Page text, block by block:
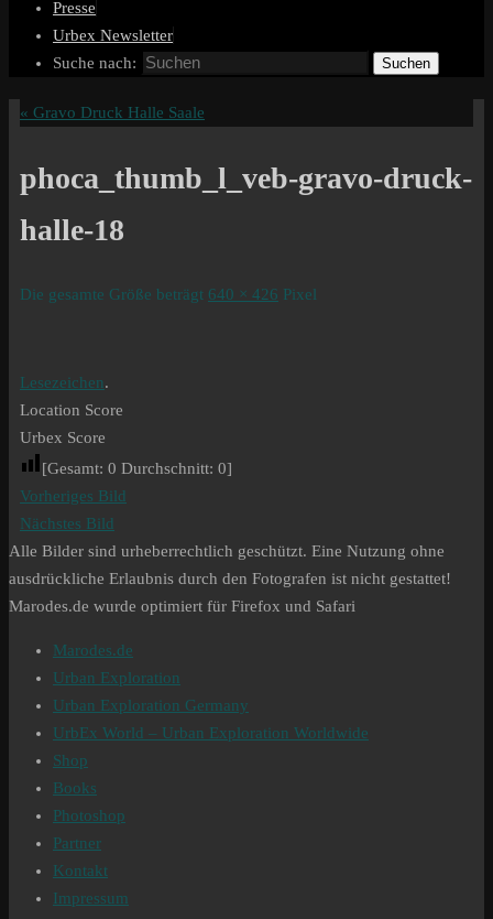
Presse
Urbex Newsletter
Suche nach:
Suchen
« Gravo Druck Halle Saale
phoca_thumb_l_veb-gravo-druck-
halle-18
Die gesamte Größe beträgt 640 × 426 Pixel
Lesezeichen.
Location Score
Urbex Score
[Gesamt: 0 Durchschnitt: 0]
Vorheriges Bild
Nächstes Bild
Alle Bilder sind urheberrechtlich geschützt. Eine Nutzung ohne
ausdrückliche Erlaubnis durch den Fotografen ist nicht gestattet!
Marodes.de wurde optimiert für Firefox und Safari
Marodes.de
Urban Exploration
Urban Exploration Germany
UrbEx World – Urban Exploration Worldwide
Shop
Books
Photoshop
Partner
Kontakt
Impressum